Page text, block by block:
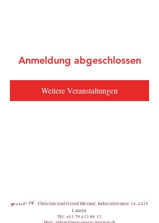
Anmeldung abgeschlossen
Weitere Veranstaltungen
spirit 14 Christine und Glood Mesmer, Industriestrasse 14, 4415
Lausen
Tel: +41 79 413 68 12